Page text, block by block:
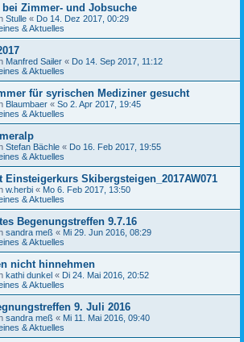
Zimmer- und Jobsuche
Stulle « Do 14. Dez 2017, 00:29
& Aktuelles
Manfred Sailer « Do 14. Sep 2017, 11:12
& Aktuelles
für syrischen Mediziner gesucht
Blaumbaer « So 2. Apr 2017, 19:45
& Aktuelles
Stefan Bächle « Do 16. Feb 2017, 19:55
& Aktuelles
Einsteigerkurs Skibergsteigen_2017AW071
w.herbi « Mo 6. Feb 2017, 13:50
& Aktuelles
Begenungstreffen 9.7.16
sandra meß « Mi 29. Jun 2016, 08:29
& Aktuelles
nicht hinnehmen
kathi dunkel « Di 24. Mai 2016, 20:52
& Aktuelles
9. Juli 2016
sandra meß « Mi 11. Mai 2016, 09:40
& Aktuelles